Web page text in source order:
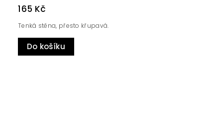
165 Kč
Do košíku
Tenká stěna, přesto křupavá.